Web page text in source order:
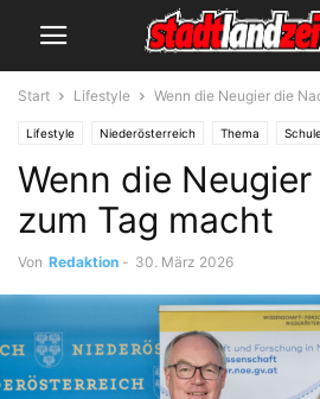
Start Lifestyle Wenn die Neugier die
Lifestyle Niederösterreich Thema
Wenn die
zum Tag macht
Von Redaktion - 30. März 2026